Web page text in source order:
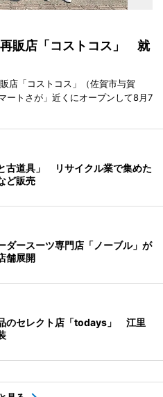
販店「コストコス」 就
店「コストコス」（佐賀市与賀
ートさが」近くにオープンして8月7
古道具」 リサイクル業で集めた
ど販売
ダースーツ専門店「ノーブル」が
舗展開
のセレクト店「todays」 江里